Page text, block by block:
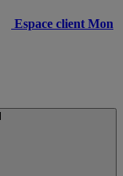
Espace client Mon